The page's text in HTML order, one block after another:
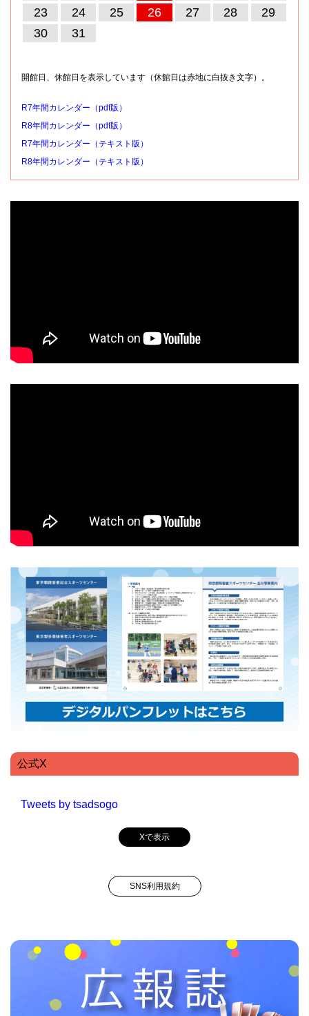
23
24 25 26 27 28
29
30
31
開館日、休館日を表示しています（休館日は赤地に白抜き文字）。
R7年間カレンダー（pdf版）
R8年間カレンダー（pdf版）
R7年間カレンダー（テキスト版）
R8年間カレンダー（テキスト版）
公式X
Tweets by tsadsogo
Xで表示
SNS利用規約